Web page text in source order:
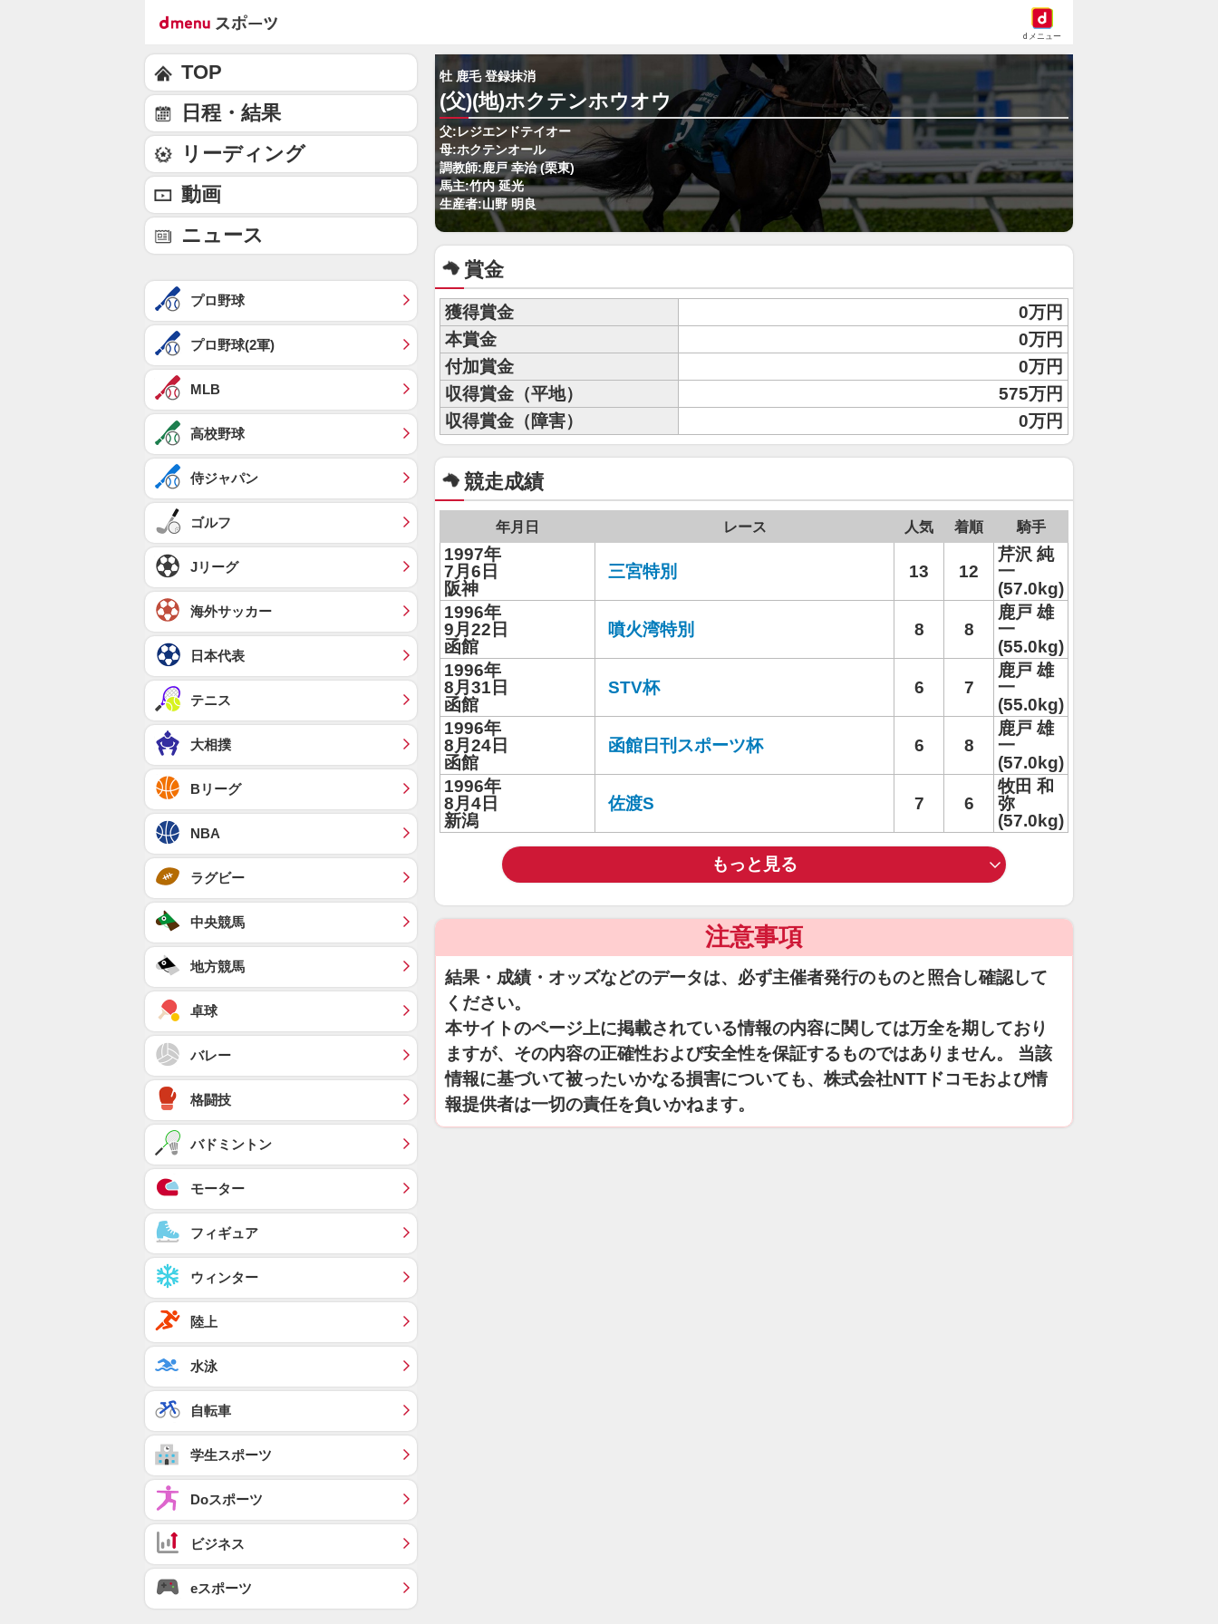
dメニュー
牡 鹿毛 登録抹消
(父)(地)ホクテンホウオウ
父:レジエンドテイオー
母:ホクテンオール
調教師:鹿戸 幸治 (栗東)
馬主:竹内 延光
生産者:山野 明良
賞金
獲得賞金
0万円
本賞金
0万円
付加賞金
0万円
収得賞金（平地）
575万円
収得賞金（障害）
0万円
競走成績
年月日 レース 人気 着順 騎手
1997年
7月6日
阪神
三宮特別 13 12
芹沢 純
一
(57.0kg)
1996年
9月22日
函館
噴火湾特別 8 8
鹿戸 雄
一
(55.0kg)
1996年
8月31日
函館
STV杯 6 7
鹿戸 雄
一
(55.0kg)
1996年
8月24日
函館
函館日刊スポーツ杯 6 8
鹿戸 雄
一
(57.0kg)
1996年
8月4日
新潟
佐渡S 7 6
牧田 和
弥
(57.0kg)
もっと見る
注意事項
結果・成績・オッズなどのデータは、必ず主催者発行のものと照合し確認して
ください。
本サイトのページ上に掲載されている情報の内容に関しては万全を期しており
ますが、その内容の正確性および安全性を保証するものではありません。 当該
情報に基づいて被ったいかなる損害についても、株式会社NTTドコモおよび情
報提供者は一切の責任を負いかねます。
TOP
日程・結果
リーディング
動画
ニュース
プロ野球
プロ野球(2軍)
MLB
高校野球
侍ジャパン
ゴルフ
Jリーグ
海外サッカー
日本代表
テニス
大相撲
Bリーグ
NBA
ラグビー
中央競馬
地方競馬
卓球
バレー
格闘技
バドミントン
モーター
フィギュア
ウィンター
陸上
水泳
自転車
学生スポーツ
Doスポーツ
ビジネス
eスポーツ